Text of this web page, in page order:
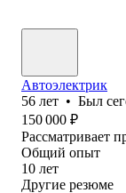
Автоэлектрик
56 лет • Был
150 000 ₽
Рассматривает
Общий опыт
10 лет
Другие резюме